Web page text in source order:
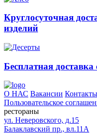
Круглосуточная
изделий
Бесплатная доставка
О НАС Вакансии Контакты
Пользовательское
рестораны
ул. Неверовского, д.15
Балаклавский пр., вл.11А